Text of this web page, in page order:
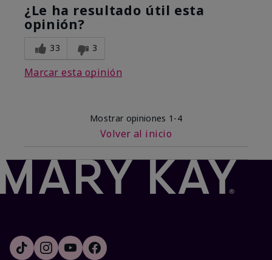
¿Le ha resultado útil esta
opinión?
33 3
Marcar esta opinión
Mostrar opiniones 1-4
Volver al inicio